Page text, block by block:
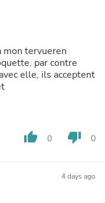
mon tervueren
par contre
elle, ils acceptent
thumb_up 0 thumb_down 0
4 days ago